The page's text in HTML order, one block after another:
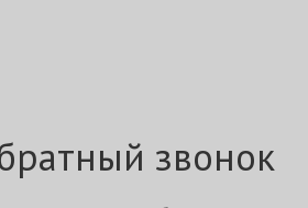
звонок